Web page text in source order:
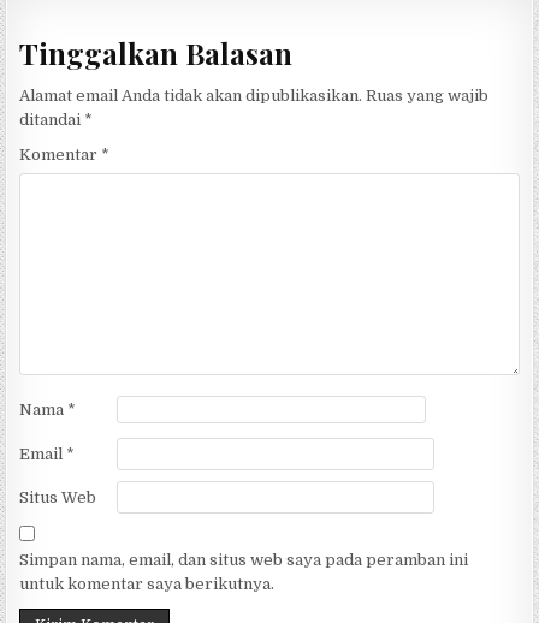
Tinggalkan Balasan
Alamat email Anda tidak akan dipublikasikan. Ruas yang wajib
ditandai *
Komentar *
Nama *
Email *
Situs Web
Simpan nama, email, dan situs web saya pada peramban ini
untuk komentar saya berikutnya.